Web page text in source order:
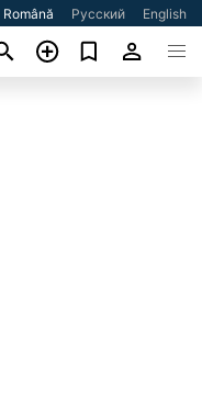
Română Русский English